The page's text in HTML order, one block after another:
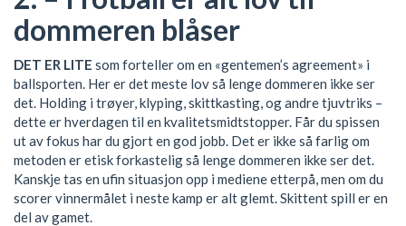
dommeren blåser
DET ER LITE som forteller om en «gentemen’s agreement» i
ballsporten. Her er det meste lov så lenge dommeren ikke ser
det. Holding i trøyer, klyping, skittkasting, og andre tjuvtriks –
dette er hverdagen til en kvalitetsmidtstopper. Får du spissen
ut av fokus har du gjort en god jobb. Det er ikke så farlig om
metoden er etisk forkastelig så lenge dommeren ikke ser det.
Kanskje tas en ufin situasjon opp i mediene etterpå, men om du
scorer vinnermålet i neste kamp er alt glemt. Skittent spill er en
del av gamet.